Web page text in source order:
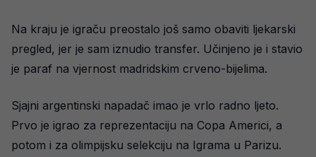
Na kraju je igraču preostalo još samo obaviti ljekarski
pregled, jer je sam iznudio transfer. Učinjeno je i stavio
je paraf na vjernost madridskim crveno-bijelima.
Sjajni argentinski napadač imao je vrlo radno ljeto.
Prvo je igrao za reprezentaciju na Copa Americi, a
potom i za olimpijsku selekciju na Igrama u Parizu.